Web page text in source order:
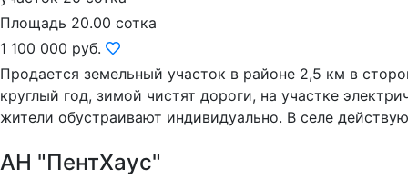
Площадь 20.00 сотка
1 100 000 руб.
Продается земельный участок в районе 2,5 км в
круглый год, зимой чистят дороги, на участке
жители обустраивают индивидуально. В селе
АН "ПентХаус"